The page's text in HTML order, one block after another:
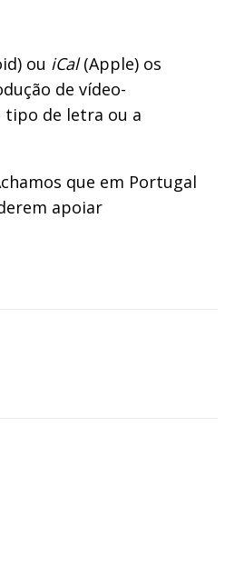
ou iCal(Apple) os
de vídeo-
tipo de letra ou a
que em Portugal
apoiar